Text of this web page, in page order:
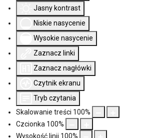
Jasny kontrast
Niskie nasycenie
Wysokie nasycenie
Zaznacz linki
Zaznacz nagłówki
Czytnik ekranu
Tryb czytania
Skalowanie treści 100%
Czcionka 100%
Wysokość linii 100%